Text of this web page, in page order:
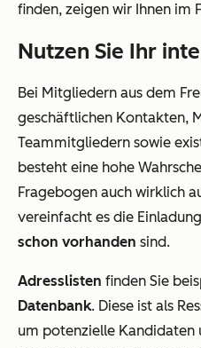
finden, zeigen wir Ihnen im
Nutzen Sie Ihr
Bei Mitgliedern aus dem
geschäftlichen Kontakten,
Teammitgliedern sowie
besteht eine hohe
Fragebogen auch wirklich
vereinfacht es die
schon vorhanden sind.
Adresslisten finden Sie
Datenbank. Diese ist als
um potenzielle Kandidaten